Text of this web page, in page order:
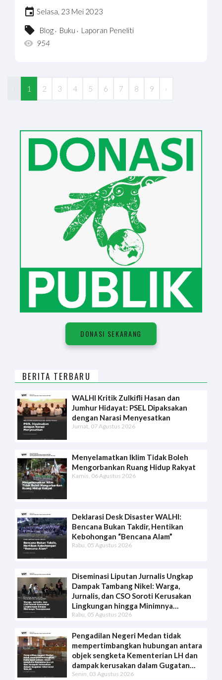
Selasa, 23 Mei 2023
Blog , Buku , Laporan Peneliti
954
1 2 3 4 5 6 7 8 9 ›
DONASI SEKARANG
BERITA TERBARU
WALHI Kritik Zulkifli Hasan dan
Jumhur Hidayat: PSEL Dipaksakan
dengan Narasi Menyesatkan
Jumat, 07 Agustus 2026
Menyelamatkan Iklim Tidak Boleh
Mengorbankan Ruang Hidup Rakyat
Kamis, 06 Agustus 2026
Deklarasi Desk Disaster WALHI:
Bencana Bukan Takdir, Hentikan
Kebohongan “Bencana Alam”
Rabu, 05 Agustus 2026
Diseminasi Liputan Jurnalis Ungkap
Dampak Tambang Nikel: Warga,
Jurnalis, dan CSO Soroti Kerusakan
Lingkungan hingga Minimnya
Transparansi
Rabu, 05 Agustus 2026
Pengadilan Negeri Medan tidak
mempertimbangkan hubungan antara
objek sengketa Kementerian LH dan
dampak kerusakan dalam Gugatan
Intervensi WALHI
Senin, 03 Agustus 2026